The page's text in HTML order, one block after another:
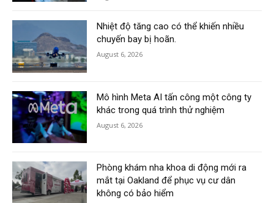
Nhiệt độ tăng cao có thể khiến nhiều
chuyến bay bị hoãn.
August 6, 2026
Mô hình Meta AI tấn công một công ty
khác trong quá trình thử nghiệm
August 6, 2026
Phòng khám nha khoa di động mới ra
mắt tại Oakland để phục vụ cư dân
không có bảo hiểm